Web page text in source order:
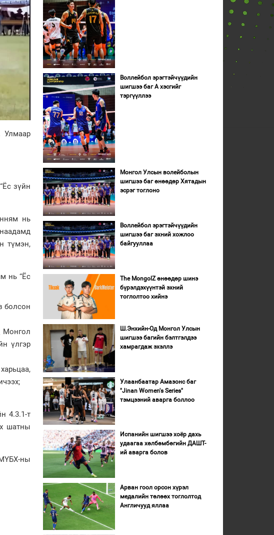
Улмаар
зүйн
нь
түмэн,
нь “Ёс
болсон
Монгол
үлгэр
4.3.1-т
шатны
ны
Воллейбол эрэгтэйчүүдийн
шигшээ баг А хэсгийг
тэргүүллээ
Монгол Улсын волейболын
шигшээ баг өнөөдөр Хятадын
эсрэг тоглоно
Воллейбол эрэгтэйчүүдийн
шигшээ баг эхний хожлоо
байгууллаа
The MongolZ өнөөдөр шинэ
бүрэлдэхүүнтэй эхний
тоглолтоо хийнэ
Ш.Энхийн-Од Монгол Улсын
шигшээ багийн бэлтгэлдээ
хамрагдаж эхэллэ
Улаанбаатар Амазонс баг
"Jinan Women's Series"
тэмцээний аварга боллоо
Испанийн шигшээ хоёр дахь
удаагаа хөлбөмбөгийн ДАШТ-
ий аварга болов
Арван гоол орсон хүрэл
медалийн төлөөх тоглолтод
Англичууд яллаа